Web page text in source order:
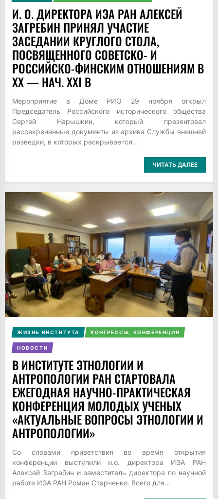
И. О. ДИРЕКТОРА ИЭА РАН АЛЕКСЕЙ
ЗАГРЕБИН ПРИНЯЛ УЧАСТИЕ
ЗАСЕДАНИИ КРУГЛОГО СТОЛА,
ПОСВЯЩЕННОГО СОВЕТСКО- И
РОССИЙСКО-ФИНСКИМ ОТНОШЕНИЯМ В
XX — НАЧ. XXI В
Мероприятие в Доме РИО 29 ноября открыл
Председатель Российского исторического общества
Сергей Нарышкин, который презентовал
рассекреченные документы из архива Службы внешней
разведки, в которых раскрывается...
ЧИТАТЬ ДАЛЕЕ
ЖИЗНЬ ИНСТИТУТА КОНГРЕССЫ, КОНФЕРЕНЦИИ
НОВОСТИ
В ИНСТИТУТЕ ЭТНОЛОГИИ И
АНТРОПОЛОГИИ РАН СТАРТОВАЛА
ЕЖЕГОДНАЯ НАУЧНО-ПРАКТИЧЕСКАЯ
КОНФЕРЕНЦИЯ МОЛОДЫХ УЧЕНЫХ
«АКТУАЛЬНЫЕ ВОПРОСЫ ЭТНОЛОГИИ И
АНТРОПОЛОГИИ»
Со словами приветствия во время открытия
конференции выступили и.о. директора ИЭА РАН
Алексей Загребин и заместитель директора по научной
работе ИЭА РАН Роман Старченко. Всего для...